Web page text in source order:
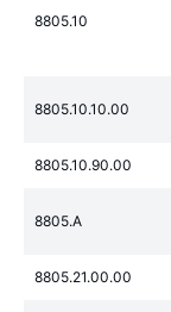
8805.10
8805.10.10.00
8805.10.90.00
8805.A
8805.21.00.00